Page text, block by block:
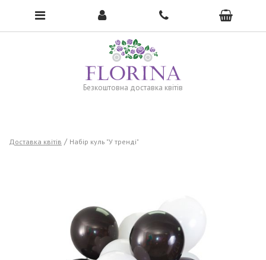
Безкоштовна доставка квітів
To open the menu, click here →
Доставка квітів Набір куль "У тренді"